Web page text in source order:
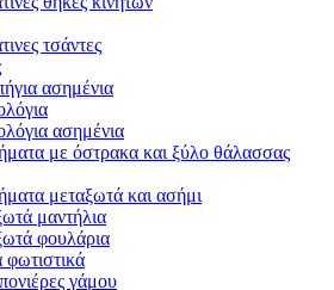
τσάντες
ασημένια
ασημένια
με όστρακα και ξύλο θάλασσας
μεταξωτά και ασήμι
μαντήλια
φουλάρια
γάμου